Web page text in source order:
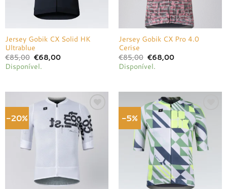
Jersey Gobik CX Solid HK
Ultrablue
€85,00 O
preço
original
€68,00O
Disponível.
Jersey Gobik CX Pro 4.0
Cerise
€85,00 O
preço
original
€68,00O
Disponível.
-20%
Adicionar
à lista de
desejos
-5%
Adicionar
à lista de
desejos